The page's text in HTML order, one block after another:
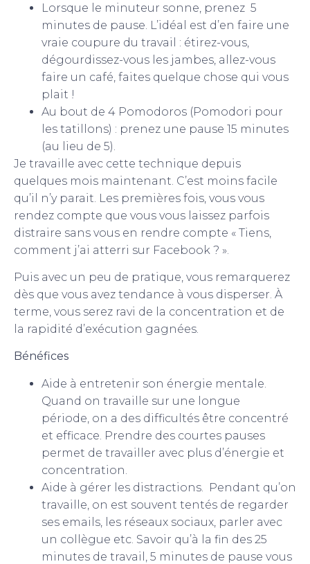
Lorsque le minuteur sonne, prenez 5
minutes de pause. L’idéal est d’en faire une
vraie coupure du travail : étirez-vous,
dégourdissez-vous les jambes, allez-vous
faire un café, faites quelque chose qui vous
plait !
Au bout de 4 Pomodoros (Pomodori pour
les tatillons) : prenez une pause 15 minutes
(au lieu de 5).
Je travaille avec cette technique depuis
quelques mois maintenant. C’est moins facile
qu’il n’y parait. Les premières fois, vous vous
rendez compte que vous vous laissez parfois
distraire sans vous en rendre compte « Tiens,
comment j’ai atterri sur Facebook ? ».
Puis avec un peu de pratique, vous remarquerez
dès que vous avez tendance à vous disperser. À
terme, vous serez ravi de la concentration et de
la rapidité d’exécution gagnées.
Bénéfices
Aide à entretenir son énergie mentale.
Quand on travaille sur une longue
période, on a des difficultés être concentré
et efficace. Prendre des courtes pauses
permet de travailler avec plus d’énergie et
concentration.
Aide à gérer les distractions. Pendant qu’on
travaille, on est souvent tentés de regarder
ses emails, les réseaux sociaux, parler avec
un collègue etc. Savoir qu’à la fin des 25
minutes de travail, 5 minutes de pause vous